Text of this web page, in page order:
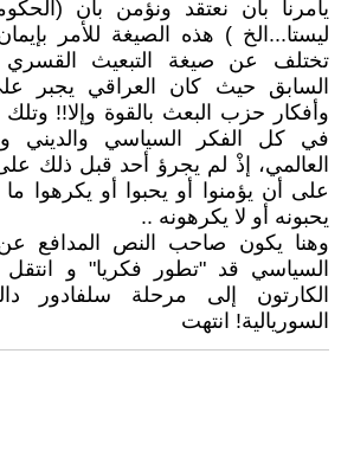
يأمرنا بأن نعتقد ونؤمن بأن
ليستا...الخ ) هذه الصيغة للأمر
تختلف عن صيغة التبعيث
السابق حيث كان العراقي يجبر
وأفكار حزب البعث بالقوة وإلا!! وتلك
في كل الفكر السياسي والديني
العالمي، إذْ لم يجرؤ أحد قبل ذلك
على أن يؤمنوا أو يحبوا أو يكرهوا ما
يحبونه أو لا يكرهونه ..
وهنا يكون صاحب النص المدافع عن
السياسي قد "تطور فكريا" و
الكارتون إلى مرحلة سلفادور
السوريالية! انتهت